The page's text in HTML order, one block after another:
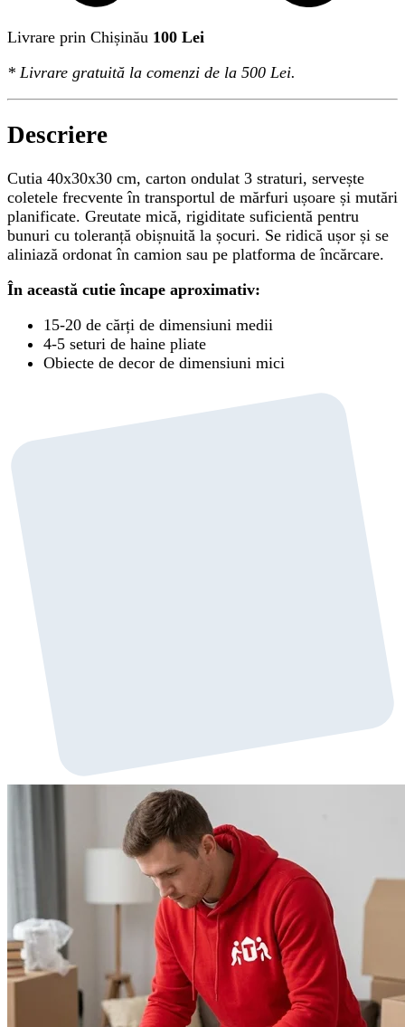
Livrare prin Chișinău 100 Lei
* Livrare gratuită la comenzi de la 500 Lei.
Descriere
Cutia 40x30x30 cm, carton ondulat 3 straturi, servește
coletele frecvente în transportul de mărfuri ușoare și mutări
planificate. Greutate mică, rigiditate suficientă pentru
bunuri cu toleranță obișnuită la șocuri. Se ridică ușor și se
aliniază ordonat în camion sau pe platforma de încărcare.
În această cutie încape aproximativ:
15-20 de cărți de dimensiuni medii
4-5 seturi de haine pliate
Obiecte de decor de dimensiuni mici